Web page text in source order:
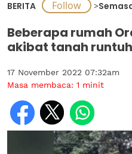
BERITA >
Beberapa rumah
akibat tanah runtuh
17 November 2022 07:32am
Masa membaca: 1 minit